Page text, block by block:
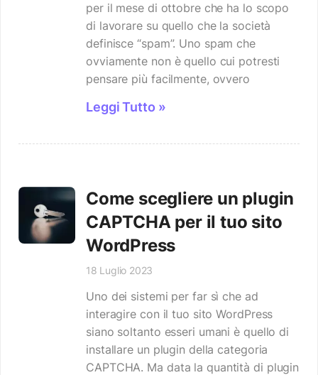
per il mese di ottobre che ha lo scopo
di lavorare su quello che la società
definisce “spam”. Uno spam che
ovviamente non è quello cui potresti
pensare più facilmente, ovvero
Leggi Tutto »
Come scegliere un plugin
CAPTCHA per il tuo sito
WordPress
18 Luglio 2023
Uno dei sistemi per far sì che ad
interagire con il tuo sito WordPress
siano soltanto esseri umani è quello di
installare un plugin della categoria
CAPTCHA. Ma data la quantità di plugin